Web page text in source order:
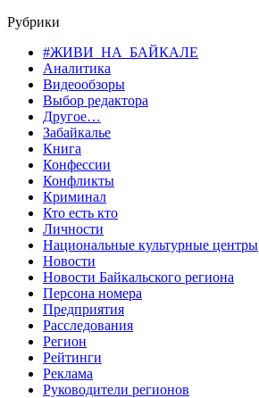
Рубрики
#ЖИВИ_НА_БАЙКАЛЕ
Аналитика
Видеообзоры
Выбор редактора
Другое…
Забайкалье
Книга
Конфессии
Конфликты
Криминал
Кто есть кто
Личности
Национальные культурные центры
Новости
Новости Байкальского региона
Персона номера
Предприятия
Расследования
Регион
Рейтинги
Реклама
Руководители регионов